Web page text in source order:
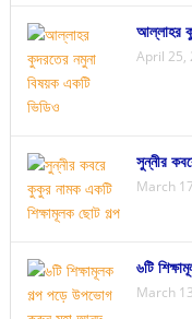
আল্লাহর
April 25,
সুন্নীর
March
৬টি
March